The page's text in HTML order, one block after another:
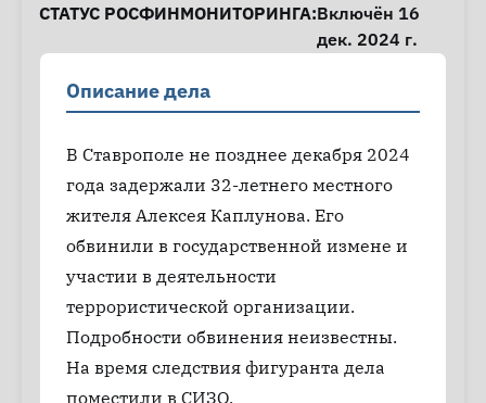
СТАТУС РОСФИНМОНИТОРИНГА:Включён 16
дек. 2024 г.
Описание дела
В Ставрополе не позднее декабря 2024
года задержали 32-летнего местного
жителя Алексея Каплунова. Его
обвинили в государственной измене и
участии в деятельности
террористической организации.
Подробности обвинения неизвестны.
На время следствия фигуранта дела
поместили в СИЗО.